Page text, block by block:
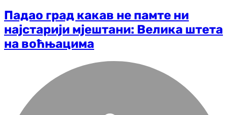
Падао град какав не памте ни
најстарији мјештани: Велика штета
на воћњацима